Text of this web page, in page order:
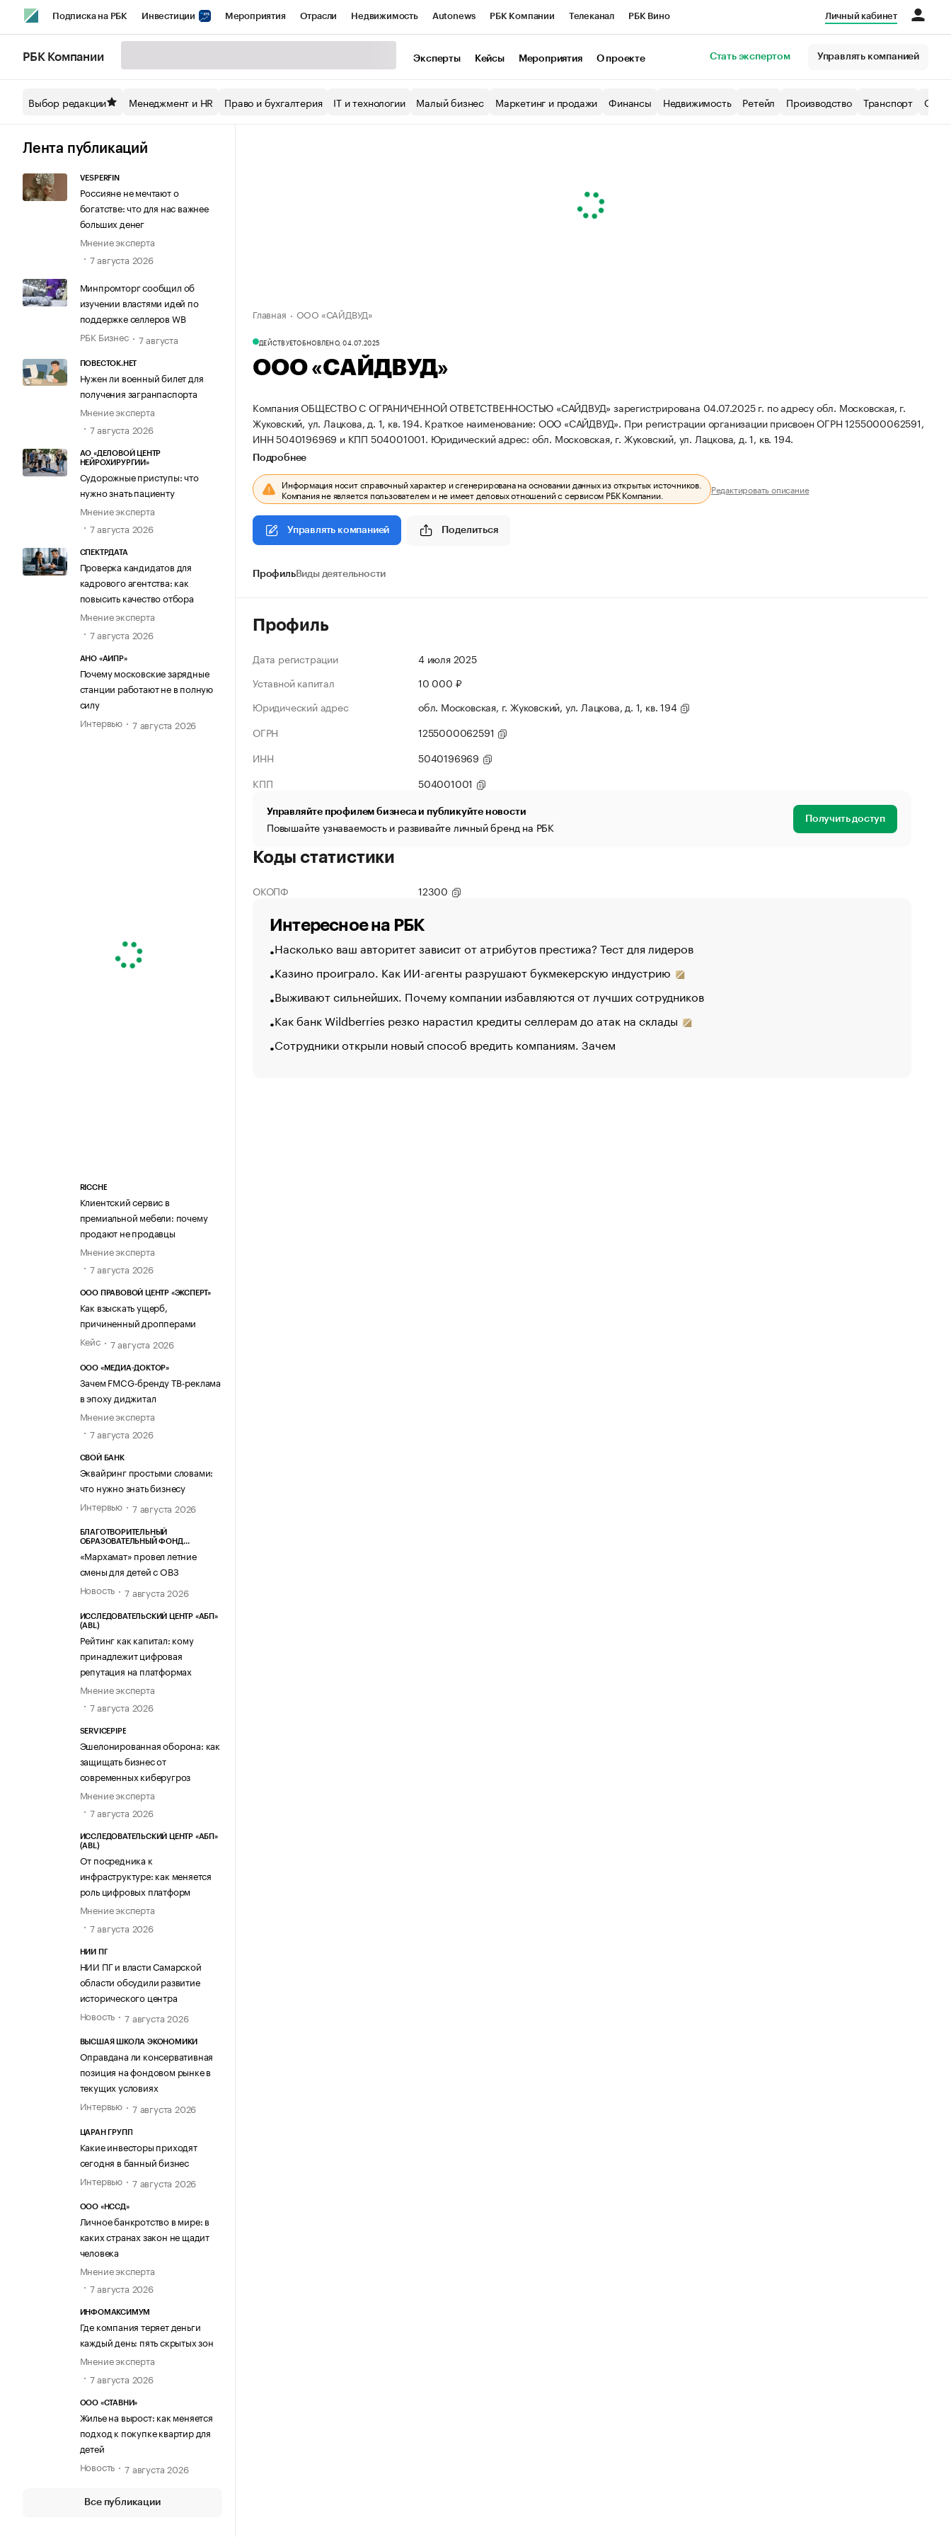
Подписка на РБК Инвестиции Мероприятия Отрасли Недвижимость Autonews РБК Компании Телеканал РБК Вино
Спецпроекты СПб Конференции СПб Спецпроекты Экономика Бизнес
Технологии и медиа
Личный кабинет
РБК Компании Эксперты Кейсы Мероприятия О проекте Стать экспертом Управлять компанией
Выбор редакции Менеджмент и HR Право и бухгалтерия IT и технологии Малый бизнес Маркетинг и продажи Финансы Недвижимость Ретейл Производство Транспорт
Лента публикаций
VESPERFIN
Россияне не мечтают о
богатстве: что для нас важнее
больших денег
Мнение эксперта
7 августа 2026
Минпромторг сообщил об
изучении властями идей по
поддержке селлеров WB
РБК Бизнес
7 августа
ПОВЕСТОК.НЕТ
Нужен ли военный билет для
получения загранпаспорта
Мнение эксперта
7 августа 2026
АО «ДЕЛОВОЙ ЦЕНТР
НЕЙРОХИРУРГИИ»
Судорожные приступы: что
нужно знать пациенту
Мнение эксперта
7 августа 2026
СПЕКТРДАТА
Проверка кандидатов для
кадрового агентства: как
повысить качество отбора
Мнение эксперта
7 августа 2026
АНО «АИПР»
Почему московские зарядные
станции работают не в полную
силу
Интервью
7 августа 2026
RICCHE
Клиентский сервис в
премиальной мебели: почему
продают не продавцы
Мнение эксперта
7 августа 2026
ООО ПРАВОВОЙ ЦЕНТР «ЭКСПЕРТ»
Как взыскать ущерб,
причиненный дропперами
Кейс
7 августа 2026
ООО «МЕДИА-ДОКТОР»
Зачем FMCG-бренду ТВ-реклама
в эпоху диджитал
Мнение эксперта
7 августа 2026
СВОЙ БАНК
Эквайринг простыми словами:
что нужно знать бизнесу
Интервью
7 августа 2026
БЛАГОТВОРИТЕЛЬНЫЙ
ОБРАЗОВАТЕЛЬНЫЙ ФОНД
«Мархамат» провел летние
смены для детей с ОВЗ
Новость
7 августа 2026
ИССЛЕДОВАТЕЛЬСКИЙ ЦЕНТР «АБП»
(ABL)
Рейтинг как капитал: кому
принадлежит цифровая
репутация на платформах
Мнение эксперта
7 августа 2026
SERVICEPIPE
Эшелонированная оборона: как
защищать бизнес от
современных киберугроз
Мнение эксперта
7 августа 2026
ИССЛЕДОВАТЕЛЬСКИЙ ЦЕНТР «АБП»
(ABL)
От посредника к
инфраструктуре: как меняется
роль цифровых платформ
Мнение эксперта
7 августа 2026
НИИ ПГ
НИИ ПГ и власти Самарской
области обсудили развитие
исторического центра
Новость
7 августа 2026
ВЫСШАЯ ШКОЛА ЭКОНОМИКИ
Оправдана ли консервативная
позиция на фондовом рынке в
текущих условиях
Интервью
7 августа 2026
ЦАРАН ГРУПП
Какие инвесторы приходят
сегодня в банный бизнес
Интервью
7 августа 2026
ООО «НССД»
Личное банкротство в мире: в
каких странах закон не щадит
человека
Мнение эксперта
7 августа 2026
ИНФОМАКСИМУМ
Где компания теряет деньги
каждый день: пять скрытых зон
Мнение эксперта
7 августа 2026
ООО «СТАВНИ»
Жилье на вырост: как меняется
подход к покупке квартир для
детей
Новость
7 августа 2026
Все публикации
Главная ООО «САЙДВУД»
ДЕЙСТВУЕТОБНОВЛЕНО, 04.07.2025
ООО «САЙДВУД»
Компания ОБЩЕСТВО С ОГРАНИЧЕННОЙ ОТВЕТСТВЕННОСТЬЮ «САЙДВУД» зарегистрирована 04.07.2025 г. по адресу обл. Московская, г.
Жуковский, ул. Лацкова, д. 1, кв. 194. Краткое наименование: ООО «САЙДВУД». При регистрации организации присвоен ОГРН 1255000062591,
ИНН 5040196969 и КПП 504001001. Юридический адрес: обл. Московская, г. Жуковский, ул. Лацкова, д. 1, кв. 194.
Подробнее
Информация носит справочный характер и сгенерирована на основании данных из открытых источников.
Компания не является пользователем и не имеет деловых отношений с сервисом РБК Компании. Редактировать описание
Управлять компанией Поделиться
ПрофильВиды деятельности
Профиль
Дата регистрации
4 июля 2025
Уставной капитал
10 000 ₽
Юридический адрес
обл. Московская, г. Жуковский, ул. Лацкова, д. 1, кв. 194
ОГРН
1255000062591
ИНН
5040196969
КПП
504001001
Управляйте профилем бизнеса и публикуйте новости
Повышайте узнаваемость и развивайте личный бренд на РБК Получить доступ
Коды статистики
ОКОПФ 12300
Интересное на РБК
Насколько ваш авторитет зависит от атрибутов престижа? Тест для лидеров
Казино проиграло. Как ИИ-агенты разрушают букмекерскую индустрию
Выживают сильнейших. Почему компании избавляются от лучших сотрудников
Как банк Wildberries резко нарастил кредиты селлерам до атак на склады
Сотрудники открыли новый способ вредить компаниям. Зачем